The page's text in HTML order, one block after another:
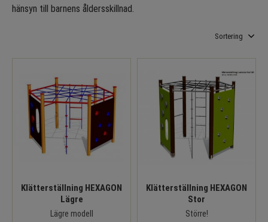
hänsyn till barnens åldersskillnad.
Klätterställning HEXAGON
Lägre
Lägre modell
Klätterställning HEXAGON
Stor
Större!